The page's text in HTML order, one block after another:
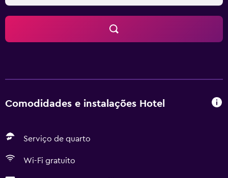
Comodidades e instalações Hotel
Serviço de quarto
Wi-Fi gratuito